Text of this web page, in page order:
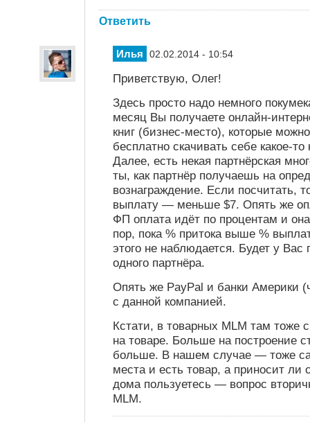
Ответить
Илья 02.02.2014 - 10:54
Приветствую, Олег!
Здесь просто надо немного
месяц Вы получаете онлайн-
книг (бизнес-место), которые
бесплатно скачивать себе какое-
Далее, есть некая партнёрская
ты, как партнёр получаешь на
вознаграждение. Если посчитать,
выплату — меньше $7. Опять же
ФП оплата идёт по процентам и
пор, пока % притока выше %
этого не наблюдается. Будет у
одного партнёра.
Опять же PayPal и банки Америки
с данной компанией.
Кстати, в товарных MLM там тоже
на товаре. Больше на построение
больше. В нашем случае — тоже
места и есть товар, а приносит
дома пользуетесь — вопрос
MLM.